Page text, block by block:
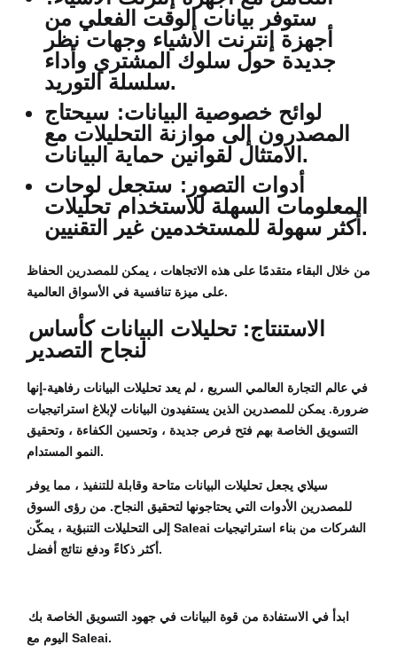
ستوفر بيانات الوقت الفعلي من
أجهزة إنترنت الأشياء وجهات نظر
جديدة حول سلوك المشتري وأداء
سلسلة التوريد.
لوائح خصوصية البيانات: سيحتاج
المصدرون إلى موازنة التحليلات مع
الامتثال لقوانين حماية البيانات.
أدوات التصور: ستجعل لوحات
المعلومات السهلة للاستخدام تحليلات
أكثر سهولة للمستخدمين غير التقنيين.
من خلال البقاء متقدمًا على هذه الاتجاهات ، يمكن للمصدرين الحفاظ
على ميزة تنافسية في الأسواق العالمية.
الاستنتاج: تحليلات البيانات كأساس
لنجاح التصدير
في عالم التجارة العالمي السريع ، لم يعد تحليلات البيانات رفاهية-إنها
ضرورة. يمكن للمصدرين الذين يستفيدون البيانات لإبلاغ استراتيجيات
التسويق الخاصة بهم فتح فرص جديدة ، وتحسين الكفاءة ، وتحقيق
النمو المستدام.
سيلاي يجعل تحليلات البيانات متاحة وقابلة للتنفيذ ، مما يوفر
للمصدرين الأدوات التي يحتاجونها لتحقيق النجاح. من رؤى السوق
إلى التحليلات التنبؤية ، يمكّن Saleai الشركات من بناء استراتيجيات
أكثر ذكاءً ودفع نتائج أفضل.
ابدأ في الاستفادة من قوة البيانات في جهود التسويق الخاصة بك
اليوم مع Saleai.